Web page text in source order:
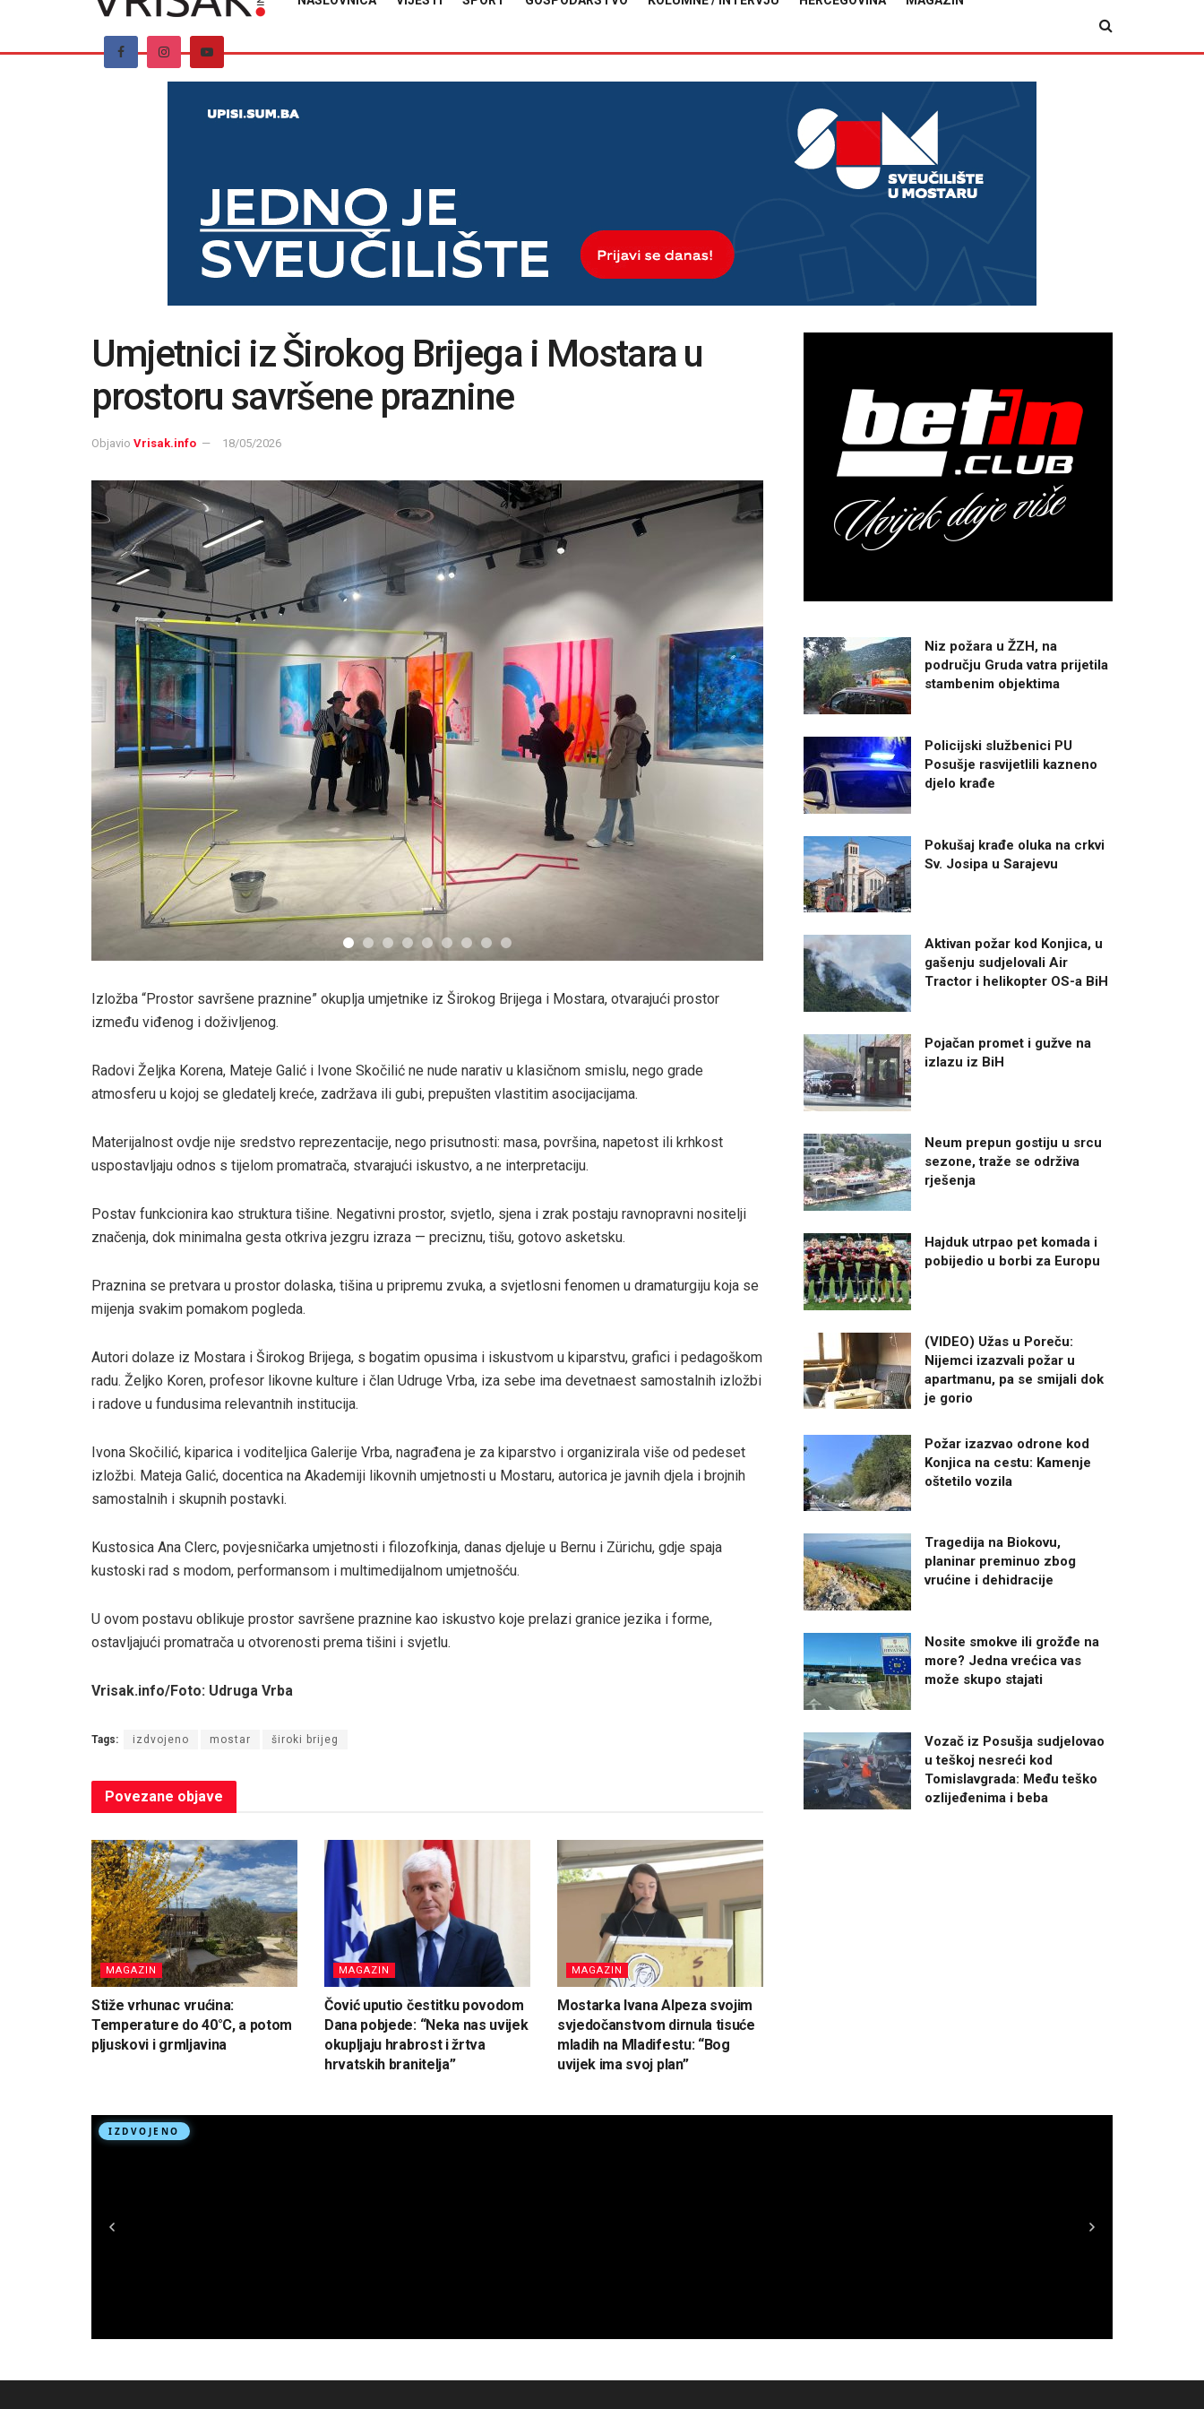
Umjetnici iz Širokog Brijega i Mostara u
prostoru savršene praznine
Objavio Vrisak.info 18/05/2026
Izložba “Prostor savršene praznine” okuplja umjetnike iz Širokog Brijega i Mostara, otvarajući prostor
između viđenog i doživljenog.
Radovi Željka Korena, Mateje Galić i Ivone Skočilić ne nude narativ u klasičnom smislu, nego grade
atmosferu u kojoj se gledatelj kreće, zadržava ili gubi, prepušten vlastitim asocijacijama.
Materijalnost ovdje nije sredstvo reprezentacije, nego prisutnosti: masa, površina, napetost ili krhkost
uspostavljaju odnos s tijelom promatrača, stvarajući iskustvo, a ne interpretaciju.
Postav funkcionira kao struktura tišine. Negativni prostor, svjetlo, sjena i zrak postaju ravnopravni nositelji
značenja, dok minimalna gesta otkriva jezgru izraza — preciznu, tišu, gotovo asketsku.
Praznina se pretvara u prostor dolaska, tišina u pripremu zvuka, a svjetlosni fenomen u dramaturgiju koja se
mijenja svakim pomakom pogleda.
Autori dolaze iz Mostara i Širokog Brijega, s bogatim opusima i iskustvom u kiparstvu, grafici i pedagoškom
radu. Željko Koren, profesor likovne kulture i član Udruge Vrba, iza sebe ima devetnaest samostalnih izložbi
i radove u fundusima relevantnih institucija.
Ivona Skočilić, kiparica i voditeljica Galerije Vrba, nagrađena je za kiparstvo i organizirala više od pedeset
izložbi. Mateja Galić, docentica na Akademiji likovnih umjetnosti u Mostaru, autorica je javnih djela i brojnih
samostalnih i skupnih postavki.
Kustosica Ana Clerc, povjesničarka umjetnosti i filozofkinja, danas djeluje u Bernu i Zürichu, gdje spaja
kustoski rad s modom, performansom i multimedijalnom umjetnošću.
U ovom postavu oblikuje prostor savršene praznine kao iskustvo koje prelazi granice jezika i forme,
ostavljajući promatrača u otvorenosti prema tišini i svjetlu.
Vrisak.info/Foto: Udruga Vrba
Tags: izdvojeno mostar široki brijeg
Povezane objave
MAGAZIN
Stiže vrhunac vrućina:
Temperature do 40°C, a potom
pljuskovi i grmljavina
MAGAZIN
Čović uputio čestitku povodom
Dana pobjede: “Neka nas uvijek
okupljaju hrabrost i žrtva
hrvatskih branitelja”
MAGAZIN
Mostarka Ivana Alpeza svojim
svjedočanstvom dirnula tisuće
mladih na Mladifestu: “Bog
uvijek ima svoj plan”
Niz požara u ŽZH, na
području Gruda vatra prijetila
stambenim objektima
Policijski službenici PU
Posušje rasvijetlili kazneno
djelo krađe
Pokušaj krađe oluka na crkvi
Sv. Josipa u Sarajevu
Aktivan požar kod Konjica, u
gašenju sudjelovali Air
Tractor i helikopter OS-a BiH
Pojačan promet i gužve na
izlazu iz BiH
Neum prepun gostiju u srcu
sezone, traže se održiva
rješenja
Hajduk utrpao pet komada i
pobijedio u borbi za Europu
(VIDEO) Užas u Poreču:
Nijemci izazvali požar u
apartmanu, pa se smijali dok
je gorio
Požar izazvao odrone kod
Konjica na cestu: Kamenje
oštetilo vozila
Tragedija na Biokovu,
planinar preminuo zbog
vrućine i dehidracije
Nosite smokve ili grožđe na
more? Jedna vrećica vas
može skupo stajati
Vozač iz Posušja sudjelovao
u teškoj nesreći kod
Tomislavgrada: Među teško
ozlijeđenima i beba